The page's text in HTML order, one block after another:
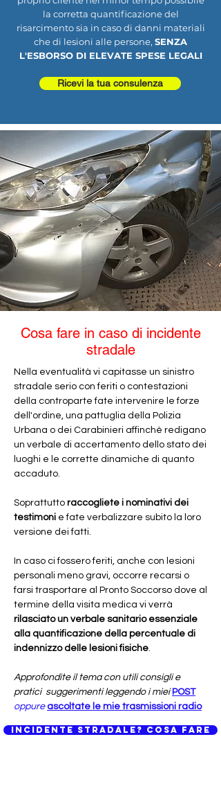
la corretta quantificazione del
risarcimento sia in caso di danni materiali
che di lesioni alle persone, SENZA
L'ESBORSO DI ELEVATE SPESE LEGALI
Ricevi la tua consulenza
Cosa fare in caso di incidente
stradale
Nella eventualità vi capitasse un sinistro
stradale serio con feriti o contestazioni
della controparte fate intervenire le forze
dell'ordine, una pattuglia della Polizia
Urbana o dei Carabinieri affinchè redigano
un verbale di accertamento dello stato dei
luoghi e le corrette dinamiche di quanto
accaduto.
Soprattutto raccogliete i nominativi dei
testimoni e fate verbalizzare subito la loro
versione dei fatti.
In caso ci fossero feriti, anche con lesioni
personali meno gravi, occorre recarsi o
farsi trasportare al Pronto Soccorso dove al
termine della visita medica vi verrà
rilasciato un verbale sanitario essenziale
alla quantificazione della percentuale di
indennizzo delle lesioni fisiche.
Approfondite il tema con utili consigli e
pratici suggerimenti leggendo i miei POST
oppure ascoltate le mie trasmissioni radio
incidente stradale? Cosa fare